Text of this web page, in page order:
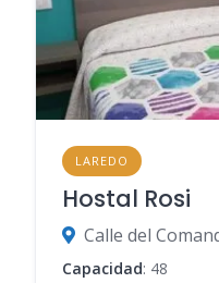
LAREDO
Hostal Rosi
Capacidad: 48